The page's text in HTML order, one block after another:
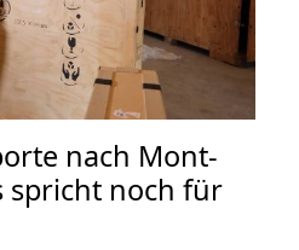
nach Mont-
spricht noch für